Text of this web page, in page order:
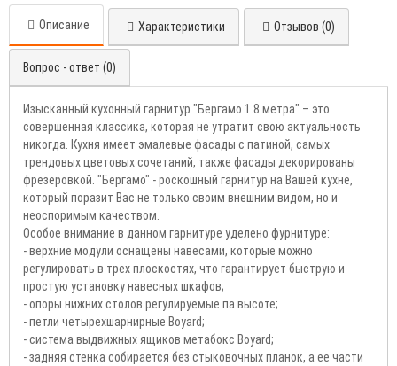
Описание Характеристики Отзывов (0)
Вопрос - ответ (0)
Изысканный кухонный гарнитур "Бергамо 1.8 метра" – это
совершенная классика, которая не утратит свою актуальность
никогда. Кухня имеет эмалевые фасады с патиной, самых
трендовых цветовых сочетаний, также фасады декорированы
фрезеровкой. "Бергамо" - роскошный гарнитур на Вашей кухне,
который поразит Вас не только своим внешним видом, но и
неоспоримым качеством.
Особое внимание в данном гарнитуре уделено фурнитуре:
- верхние модули оснащены навесами, которые можно
регулировать в трех плоскостях, что гарантирует быструю и
простую установку навесных шкафов;
- опоры нижних столов регулируемые па высоте;
- петли четырехшарнирные Boyard;
- система выдвижных ящиков метабокс Boyard;
- задняя стенка собирается без стыковочных планок, а ее части